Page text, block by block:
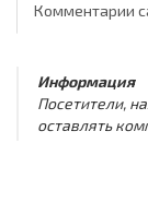
Комментарии
Информация
Посетители,
оставлять